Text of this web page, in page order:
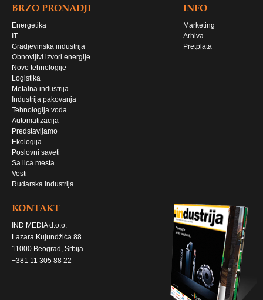
BRZO PRONADJI
Energetika
IT
Gradjevinska industrija
Obnovljivi izvori energije
Nove tehnologije
Logistika
Metalna industrija
Industrija pakovanja
Tehnologija voda
Automatizacija
Predstavljamo
Ekologija
Poslovni saveti
Sa lica mesta
Vesti
Rudarska industrija
INFO
Marketing
Arhiva
Pretplata
KONTAKT
IND MEDIA d.o.o.
Lazara Kujundžića 88
11000 Beograd, Srbija
+381 11 305 88 22